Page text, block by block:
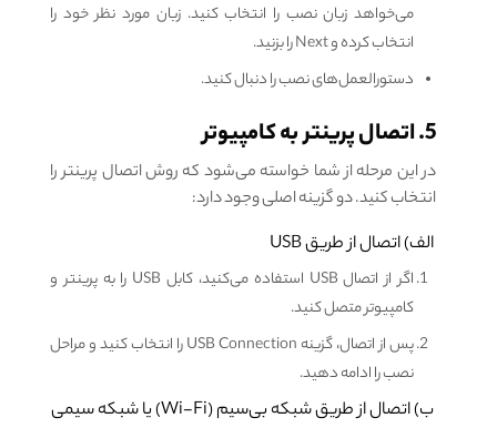
می‌خواهد زبان نصب را انتخاب کنید. زبان مورد نظر خود را
انتخاب کرده و Next را بزنید.
دستورالعمل‌های نصب را دنبال کنید.
5. اتصال پرینتر به کامپیوتر
در این مرحله از شما خواسته می‌شود که روش اتصال پرینتر را
انتخاب کنید. دو گزینه اصلی وجود دارد:
الف) اتصال از طریق USB
اگر از اتصال USB استفاده می‌کنید، کابل USB را به پرینتر و
کامپیوتر متصل کنید.
پس از اتصال، گزینه USB Connection را انتخاب کنید و مراحل
نصب را ادامه دهید.
ب) اتصال از طریق شبکه بی‌سیم (Wi-Fi) یا شبکه سیمی